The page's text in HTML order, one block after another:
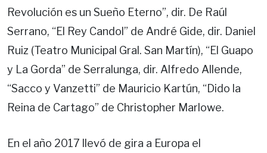
Revolución es un Sueño Eterno”, dir. De Raúl
Serrano, “El Rey Candol” de André Gide, dir. Daniel
Ruiz (Teatro Municipal Gral. San Martín), “El Guapo
y La Gorda” de Serralunga, dir. Alfredo Allende,
“Sacco y Vanzetti” de Mauricio Kartún, “Dido la
Reina de Cartago” de Christopher Marlowe.
En el año 2017 llevó de gira a Europa el